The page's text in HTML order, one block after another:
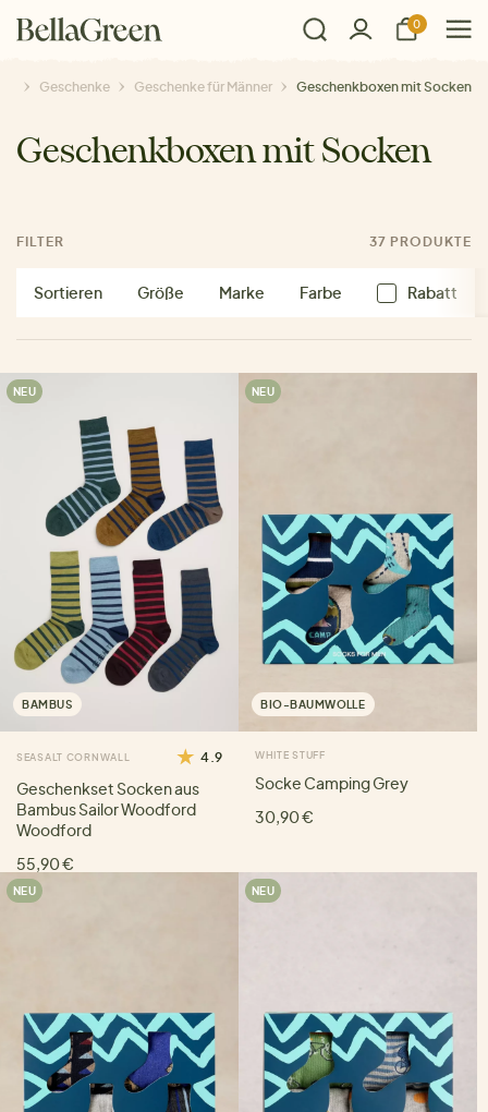
0
Geschenke Geschenke für Männer Geschenkboxen mit Socken
Geschenkboxen mit Socken
FILTER 37 PRODUKTE
Sortieren Größe Marke Farbe Rabatt
NEU
BAMBUS
SEASALT CORNWALL 4.9
Geschenkset Socken aus
Bambus Sailor Woodford
Woodford
55,90 €
NEU
BIO-BAUMWOLLE
WHITE STUFF
Socke Camping Grey
30,90 €
NEU NEU